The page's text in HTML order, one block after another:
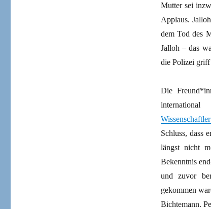
Mutter sei
Applaus.
dem Tod des
Jalloh – das
die Polizei
Die
Schluss, dass
längst nicht
Bekenntnis
und zuvor
gekommen
Bichtemann.